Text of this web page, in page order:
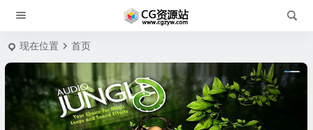
现在位置 首页